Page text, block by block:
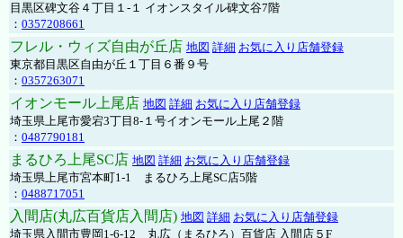
目黒区碑文谷４丁目１-１ イオンスタイル碑文谷7階
： 0357208661
フレル・ウィズ自由が丘店 地図 詳細 お気に入り店舗登録
東京都目黒区自由が丘１丁目６番９号
： 0357263071
イオンモール上尾店 地図 詳細 お気に入り店舗登録
埼玉県上尾市愛宕3丁目8-１号イオンモール上尾２階
： 0487790181
まるひろ上尾SC店 地図 詳細 お気に入り店舗登録
埼玉県上尾市宮本町1-1 まるひろ上尾SC店5階
： 0488717051
入間店(丸広百貨店入間店) 地図 詳細 お気に入り店舗登録
埼玉県入間市豊岡1-6-12 丸広（まるひろ）百貨店 入間店５F